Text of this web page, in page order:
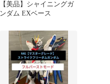
【美品】シャイニングガ
ンダム EXベース